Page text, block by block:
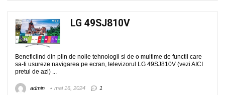
LG 49SJ810V
Beneficiind din plin de noile tehnologii si de o multime de functii care
sa-ti usureze navigarea pe ecran, televizorul LG 49SJ810V (vezi AICI
pretul de azi) ...
admin mai 16, 2024 1